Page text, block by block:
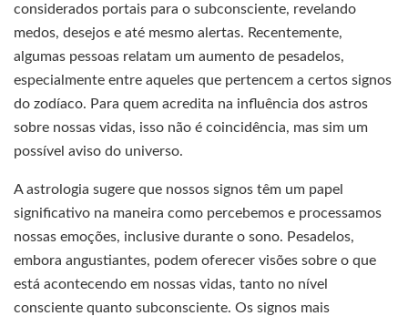
considerados portais para o subconsciente, revelando
medos, desejos e até mesmo alertas. Recentemente,
algumas pessoas relatam um aumento de pesadelos,
especialmente entre aqueles que pertencem a certos signos
do zodíaco. Para quem acredita na influência dos astros
sobre nossas vidas, isso não é coincidência, mas sim um
possível aviso do universo.
A astrologia sugere que nossos signos têm um papel
significativo na maneira como percebemos e processamos
nossas emoções, inclusive durante o sono. Pesadelos,
embora angustiantes, podem oferecer visões sobre o que
está acontecendo em nossas vidas, tanto no nível
consciente quanto subconsciente. Os signos mais